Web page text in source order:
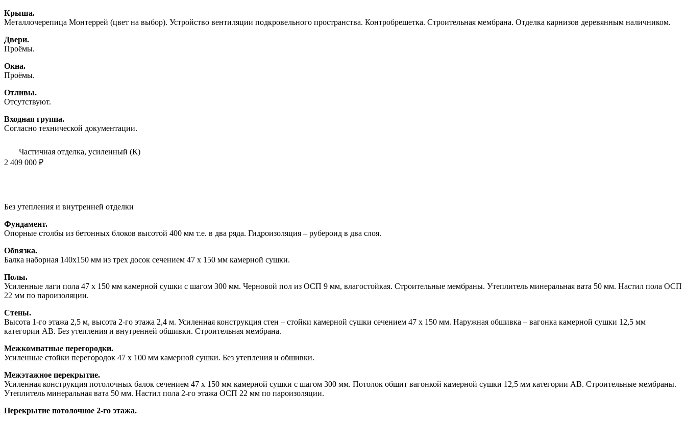
Крыша.
Металлочерепица Монтеррей (цвет на выбор). Устройство вентиляции подкровельного пространства. Контробрешетка. Строительная мембрана. Отделка карнизов деревянным наличником.
Двери.
Проёмы.
Окна.
Проёмы.
Отливы.
Отсутствуют.
Входная группа.
Согласно технической документации.
Частичная отделка, усиленный (К)
2 409 000 ₽
Без утепления и внутренней отделки
Фундамент.
Опорные столбы из бетонных блоков высотой 400 мм т.е. в два ряда. Гидроизоляция – рубероид в два слоя.
Обвязка.
Балка наборная 140х150 мм из трех досок сечением 47 х 150 мм камерной сушки.
Полы.
Усиленные лаги пола 47 х 150 мм камерной сушки с шагом 300 мм. Черновой пол из ОСП 9 мм, влагостойкая. Строительные мембраны. Утеплитель минеральная вата 50 мм. Настил пола ОСП
22 мм по пароизоляции.
Стены.
Высота 1-го этажа 2,5 м, высота 2-го этажа 2,4 м. Усиленная конструкция стен – стойки камерной сушки сечением 47 х 150 мм. Наружная обшивка – вагонка камерной сушки 12,5 мм
категории АВ. Без утепления и внутренней обшивки. Строительная мембрана.
Межкомнатные перегородки.
Усиленные стойки перегородок 47 х 100 мм камерной сушки. Без утепления и обшивки.
Межэтажное перекрытие.
Усиленная конструкция потолочных балок сечением 47 х 150 мм камерной сушки с шагом 300 мм. Потолок обшит вагонкой камерной сушки 12,5 мм категории АВ. Строительные мембраны.
Утеплитель минеральная вата 50 мм. Настил пола 2-го этажа ОСП 22 мм по пароизоляции.
Перекрытие потолочное 2-го этажа.